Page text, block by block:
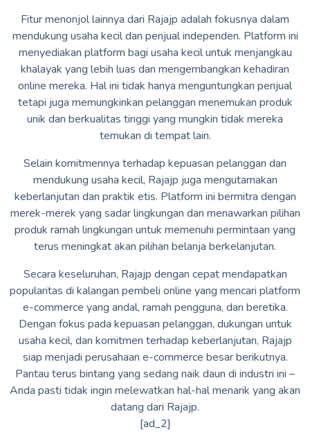
Fitur menonjol lainnya dari Rajajp adalah fokusnya dalam
mendukung usaha kecil dan penjual independen. Platform ini
menyediakan platform bagi usaha kecil untuk menjangkau
khalayak yang lebih luas dan mengembangkan kehadiran
online mereka. Hal ini tidak hanya menguntungkan penjual
tetapi juga memungkinkan pelanggan menemukan produk
unik dan berkualitas tinggi yang mungkin tidak mereka
temukan di tempat lain.
Selain komitmennya terhadap kepuasan pelanggan dan
mendukung usaha kecil, Rajajp juga mengutamakan
keberlanjutan dan praktik etis. Platform ini bermitra dengan
merek-merek yang sadar lingkungan dan menawarkan pilihan
produk ramah lingkungan untuk memenuhi permintaan yang
terus meningkat akan pilihan belanja berkelanjutan.
Secara keseluruhan, Rajajp dengan cepat mendapatkan
popularitas di kalangan pembeli online yang mencari platform
e-commerce yang andal, ramah pengguna, dan beretika.
Dengan fokus pada kepuasan pelanggan, dukungan untuk
usaha kecil, dan komitmen terhadap keberlanjutan, Rajajp
siap menjadi perusahaan e-commerce besar berikutnya.
Pantau terus bintang yang sedang naik daun di industri ini –
Anda pasti tidak ingin melewatkan hal-hal menarik yang akan
datang dari Rajajp.
[ad_2]